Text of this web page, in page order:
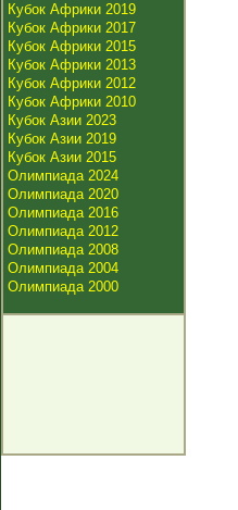
Кубок Африки 2019
Кубок Африки 2017
Кубок Африки 2015
Кубок Африки 2013
Кубок Африки 2012
Кубок Африки 2010
Кубок Азии 2023
Кубок Азии 2019
Кубок Азии 2015
Олимпиада 2024
Олимпиада 2020
Олимпиада 2016
Олимпиада 2012
Олимпиада 2008
Олимпиада 2004
Олимпиада 2000